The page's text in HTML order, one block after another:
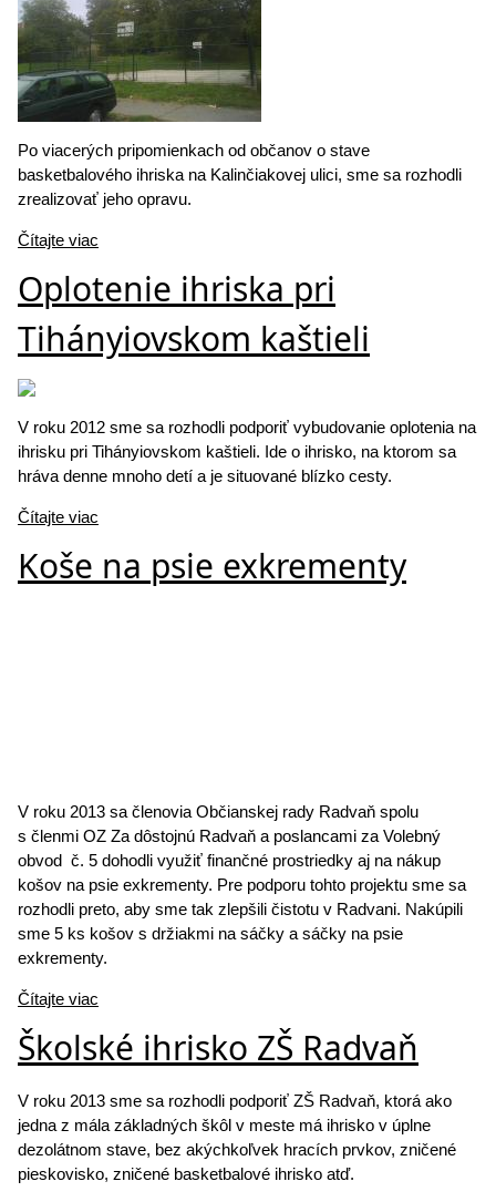
Po viacerých pripomienkach od občanov o stave
basketbalového ihriska na Kalinčiakovej ulici, sme sa rozhodli
zrealizovať jeho opravu.
Čítajte viac
Oplotenie ihriska pri
Tihányiovskom kaštieli
V roku 2012 sme sa rozhodli podporiť vybudovanie oplotenia na
ihrisku pri Tihányiovskom kaštieli. Ide o ihrisko, na ktorom sa
hráva denne mnoho detí a je situované blízko cesty.
Čítajte viac
Koše na psie exkrementy
V roku 2013 sa členovia Občianskej rady Radvaň spolu
s členmi OZ Za dôstojnú Radvaň a poslancami za Volebný
obvod č. 5 dohodli využiť finančné prostriedky aj na nákup
košov na psie exkrementy. Pre podporu tohto projektu sme sa
rozhodli preto, aby sme tak zlepšili čistotu v Radvani. Nakúpili
sme 5 ks košov s držiakmi na sáčky a sáčky na psie
exkrementy.
Čítajte viac
Školské ihrisko ZŠ Radvaň
V roku 2013 sme sa rozhodli podporiť ZŠ Radvaň, ktorá ako
jedna z mála základných škôl v meste má ihrisko v úplne
dezolátnom stave, bez akýchkoľvek hracích prvkov, zničené
pieskovisko, zničené basketbalové ihrisko atď.